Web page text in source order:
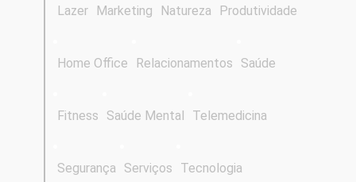
Lazer Marketing Natureza Produtividade
Home Office Relacionamentos Saúde
Fitness Saúde Mental Telemedicina
Segurança Serviços Tecnologia